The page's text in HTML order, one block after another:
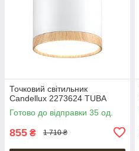
Точковий світильник
Candellux 2273624 TUBA
Готово до відправки 35 од.
855 ₴ 1 710 ₴